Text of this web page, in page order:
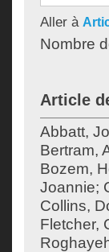
Aller à
Nombre
Article
Abbatt,
Bertram,
Bozem,
Joannie;
Collins,
Fletcher,